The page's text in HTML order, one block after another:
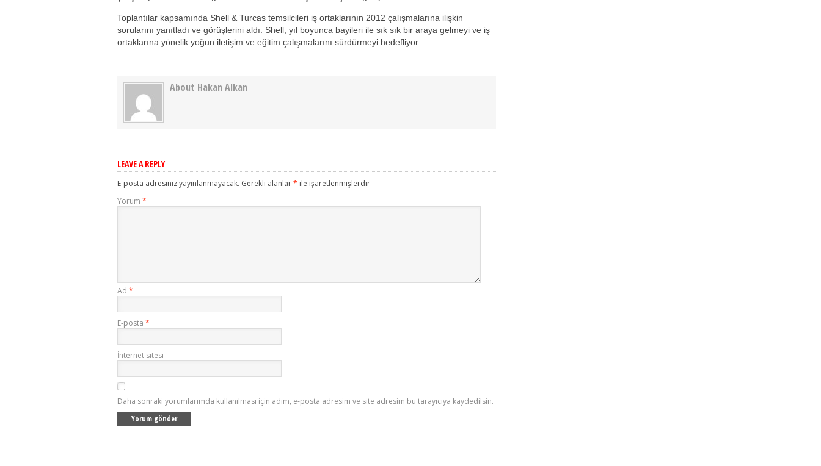
Toplantılar kapsamında Shell & Turcas temsilcileri iş ortaklarının 2012 çalışmalarına ilişkin
sorularını yanıtladı ve görüşlerini aldı. Shell, yıl boyunca bayileri ile sık sık bir araya gelmeyi ve iş
ortaklarına yönelik yoğun iletişim ve eğitim çalışmalarını sürdürmeyi hedefliyor.
About Hakan Alkan
LEAVE A REPLY
E-posta adresiniz yayınlanmayacak. Gerekli alanlar* ile işaretlenmişlerdir
Yorum *
Ad *
E-posta *
İnternet sitesi
Daha sonraki yorumlarımda kullanılması için adım, e-posta adresim ve site adresim bu tarayıcıya kaydedilsin.